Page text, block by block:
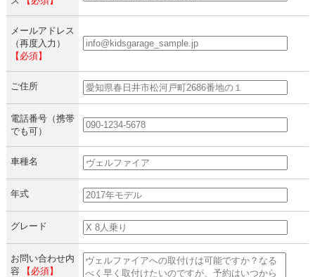
メールアドレス
（再度入力）
【必須】
ご住所
電話番号（携帯
でも可）
車種名
年式
グレード
お問い合わせ内
容
【必須】